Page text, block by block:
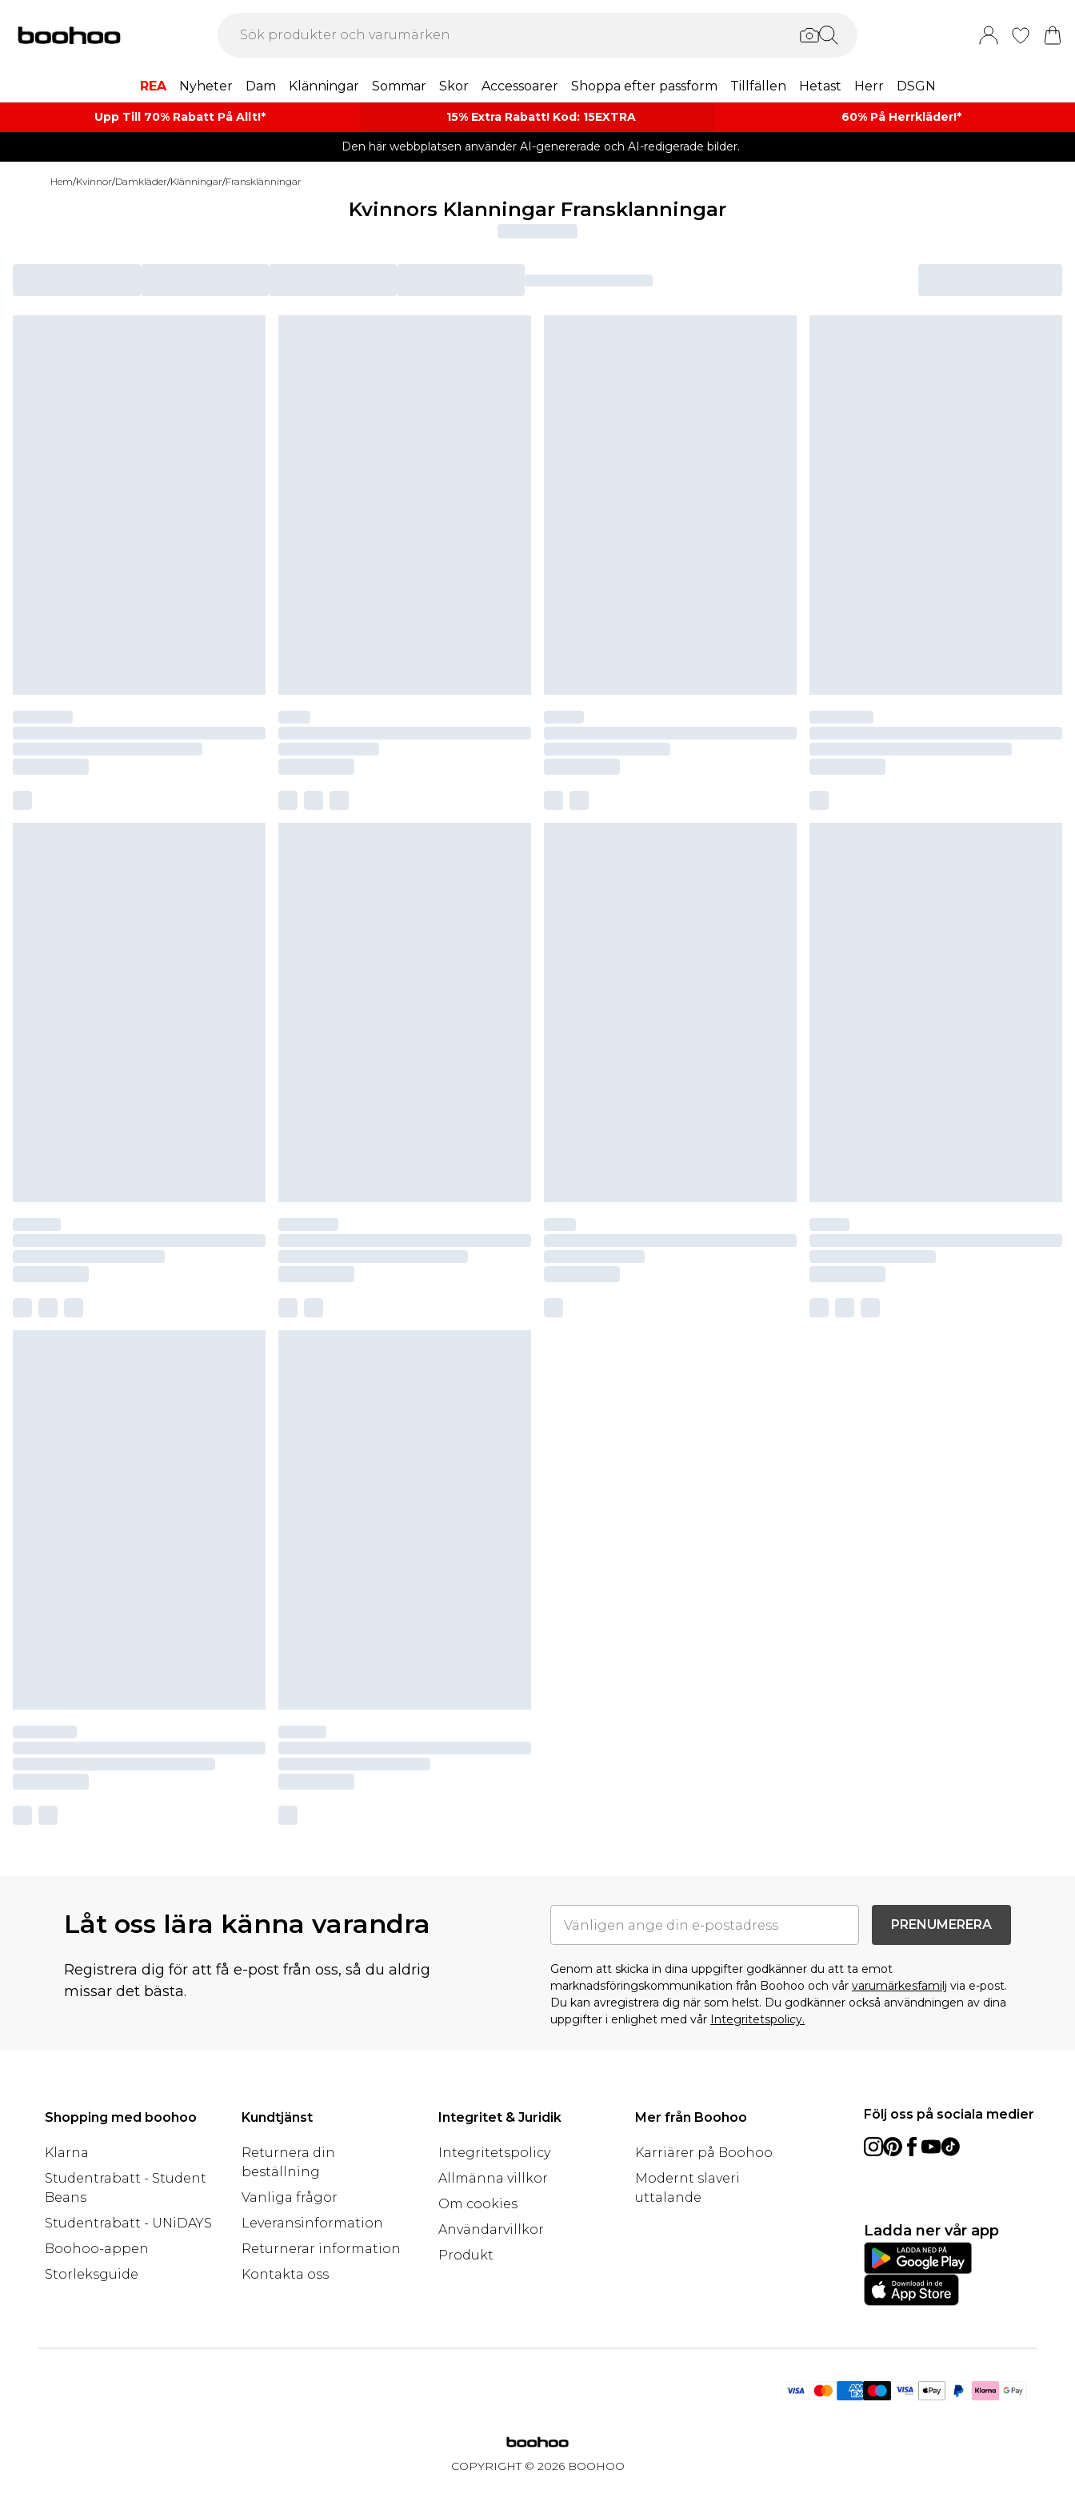
REA Nyheter Dam Klänningar Sommar Skor Accessoarer Shoppa efter passform Tillfällen Hetast Herr DSGN
Upp Till 70% Rabatt På Allt!* 15% Extra Rabatt! Kod: 15EXTRA 60% På Herrkläder!*​
Den här webbplatsen använder AI-genererade och AI-redigerade bilder.
Hem/Kvinnor/Damkläder/Klänningar/Fransklänningar
Kvinnors Klanningar Fransklanningar
Låt oss lära känna varandra
Registrera dig för att få e-post från oss, så du aldrig
missar det bästa.
PRENUMERERA
Genom att skicka in dina uppgifter godkänner du att ta emot
marknadsföringskommunikation från Boohoo och vår varumärkesfamilj via e-post.
Du kan avregistrera dig när som helst. Du godkänner också användningen av dina
uppgifter i enlighet med vår Integritetspolicy.
Shopping med boohoo
Klarna
Studentrabatt - Student
Beans
Studentrabatt - UNiDAYS
Boohoo-appen
Storleksguide
Kundtjänst
Returnera din
beställning
Vanliga frågor
Leveransinformation
Returnerar information
Kontakta oss
Integritet & Juridik
Integritetspolicy
Allmänna villkor
Om cookies
Användarvillkor
Produkt
Mer från Boohoo
Karriärer på Boohoo
Modernt slaveri
uttalande
Följ oss på sociala medier
Ladda ner vår app
COPYRIGHT © 2026 BOOHOO